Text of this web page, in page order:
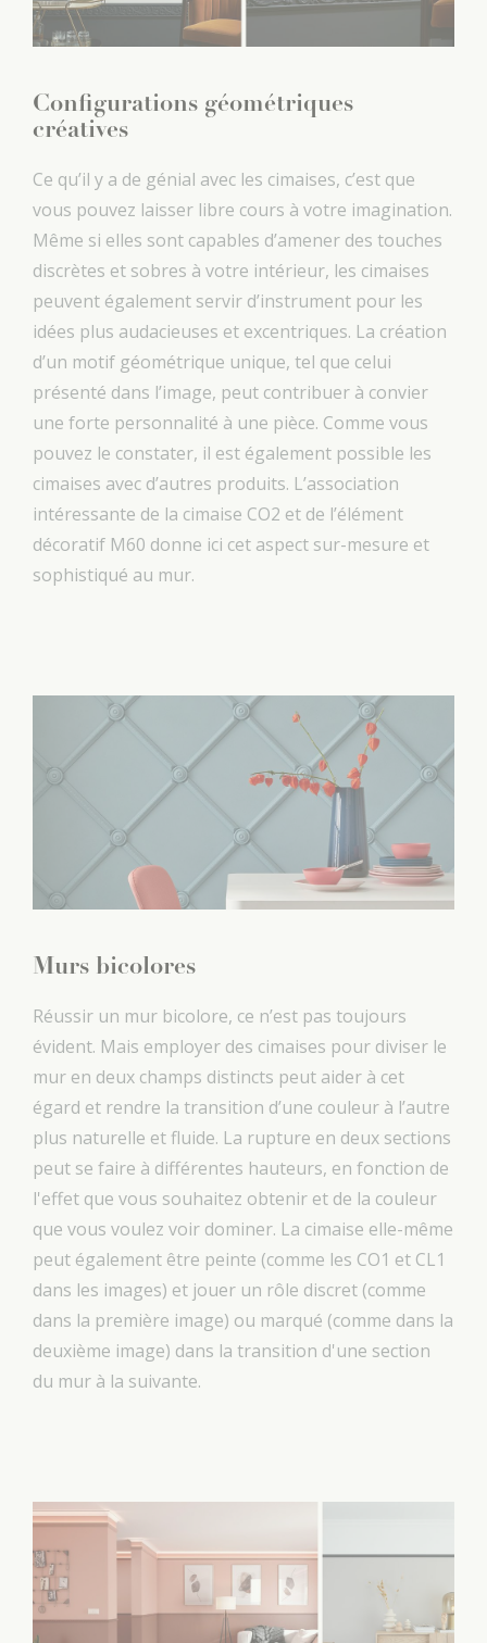
Configurations géométriques
créatives
Ce qu’il y a de génial avec les cimaises, c’est que
vous pouvez laisser libre cours à votre imagination.
Même si elles sont capables d’amener des touches
discrètes et sobres à votre intérieur, les cimaises
peuvent également servir d’instrument pour les
idées plus audacieuses et excentriques. La création
d’un motif géométrique unique, tel que celui
présenté dans l’image, peut contribuer à convier
une forte personnalité à une pièce. Comme vous
pouvez le constater, il est également possible les
cimaises avec d’autres produits. L’association
intéressante de la cimaise CO2 et de l’élément
décoratif M60 donne ici cet aspect sur-mesure et
sophistiqué au mur.
Murs bicolores
Réussir un mur bicolore, ce n’est pas toujours
évident. Mais employer des cimaises pour diviser le
mur en deux champs distincts peut aider à cet
égard et rendre la transition d’une couleur à l’autre
plus naturelle et fluide. La rupture en deux sections
peut se faire à différentes hauteurs, en fonction de
l'effet que vous souhaitez obtenir et de la couleur
que vous voulez voir dominer. La cimaise elle-même
peut également être peinte (comme les CO1 et CL1
dans les images) et jouer un rôle discret (comme
dans la première image) ou marqué (comme dans la
deuxième image) dans la transition d'une section
du mur à la suivante.